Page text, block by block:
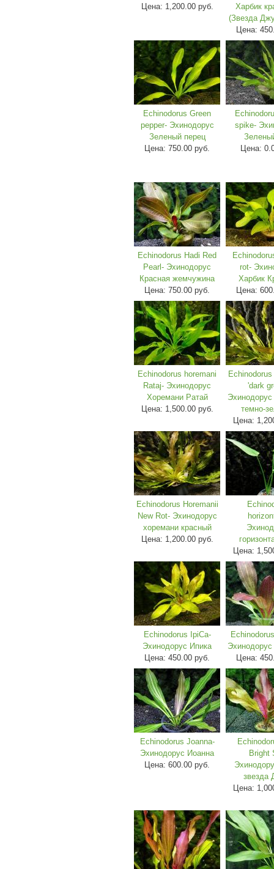
Цена: 1,200.00 руб.
Харбик
(Звезда
Цена:
Echinodorus Green
pepper- Эхинодорус
Зеленый перец
Цена:750.00 руб.
spike-
Цена:
Echinodorus Hadi Red
Pearl- Эхинодорус
Красная жемчужина
Цена:750.00 руб.
rot-
Харбик
Цена:
Echinodorus horemani
Rataj- Эхинодорус
Хоремани Ратай
Цена: 1,500.00 руб.
'dark
темно-
Цена:
Echinodorus Horemanii
New Rot- Эхинодорус
хоремани красный
Цена: 1,200.00 руб.
Цена:
Echinodorus IpiCa-
Эхинодорус Ипика
Цена:450.00 руб.
Цена:
Echinodorus Joanna-
Эхинодорус Иоанна
Цена:600.00 руб.
Bright
звезда
Цена: